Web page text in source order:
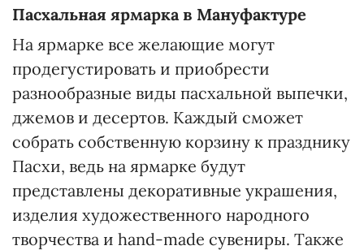
Пасхальная ярмарка в Мануфактуре
На ярмарке все желающие могут
продегустировать и приобрести
разнообразные виды пасхальной выпечки,
джемов и десертов. Каждый сможет
собрать собственную корзину к празднику
Пасхи, ведь на ярмарке будут
представлены декоративные украшения,
изделия художественного народного
творчества и hand-made сувениры. Также